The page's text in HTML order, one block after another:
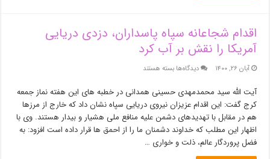
اقدام شجاعانه سپاه پاسداران، دزدی دریایی
آمریکا را نقش بر آب کرد
آبان ۲۶, ۱۴۰۰ دیدگاه‌هابرای
شجاعانه
سپاه
پاسداران،
دزدی
دریایی
آمریکا
بسته هستند
آیت الله سید محمدمهدی حسینی همدانی در خطبه های این هفته نماز جمعه
کرج گفت: این اقدام عزیزان نیروی دریایی سپاه نشان داد که خارج از مرزها
هم در مقابل با تهدیدهای دشمن علیه منافع ملی هشیار و بیدار هستند. وی با
اظهار این مطلب که خداوند دشمنان ما را از احمق ها قرار داده است افزود: به
فضل پروردگار عالم، ذلت و خواری …